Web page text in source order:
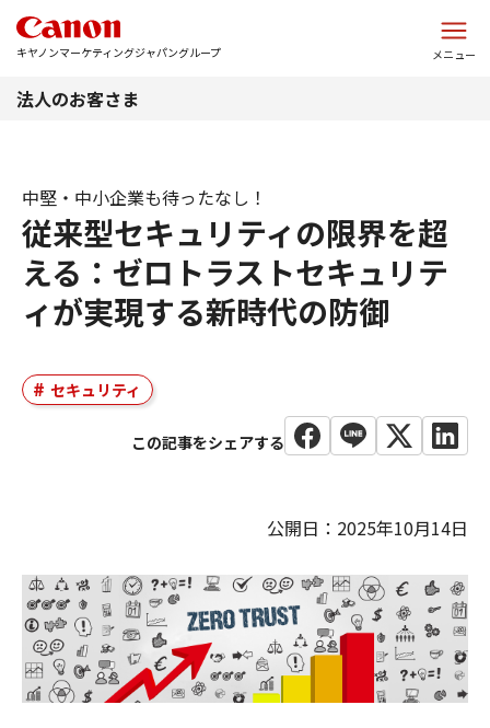
キヤノンマーケティングジャパングループ メニュー
法人のお客さま
従来型セキュリティの限界を超
える：ゼロトラストセキュリテ
ィが実現する新時代の防御
中堅・中小企業も待ったなし！
セキュリティ
公開日：2025年10月14日